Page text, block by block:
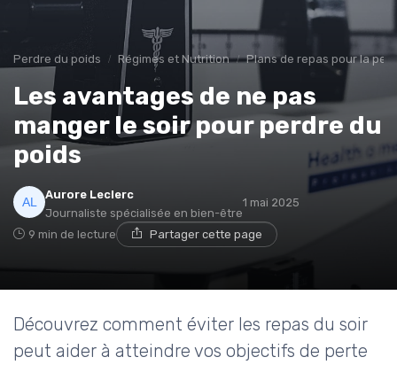
Perdre du poids Régimes et Nutrition Plans de repas pour la
Les avantages de ne pas
manger le soir pour perdre du
poids
Aurore Leclerc
Journaliste spécialisée en bien-être
1 mai 2025
9 min de lecture Partager cette page
Découvrez comment éviter les repas du soir
peut aider à atteindre vos objectifs de perte